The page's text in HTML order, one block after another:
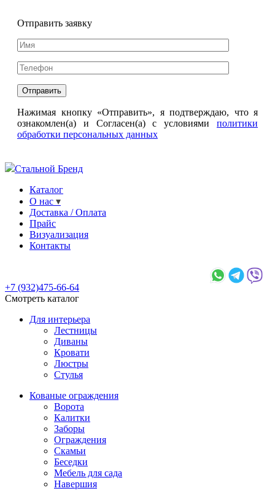
Отправить заявку
Нажимая кнопку «Отправить», я подтверждаю, что я
ознакомлен(а) и Согласен(а) с условиями политики
обработки персональных данных
Стальной Бренд
Каталог
О нас
Доставка / Оплата
Прайс
Визуализация
Контакты
+7 (932)475-66-64
Смотреть каталог
Для интерьера
Лестницы
Диваны
Кровати
Люстры
Стулья
Кованые ограждения
Ворота
Калитки
Заборы
Ограждения
Скамьи
Беседки
Мебель для сада
Навершия